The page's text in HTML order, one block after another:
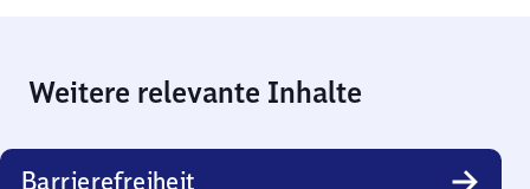
Weitere relevante Inhalte
Barrierefreiheit